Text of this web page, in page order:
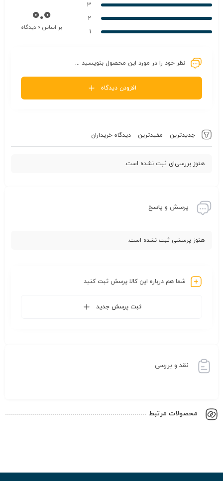
جدیدترین مفیدترین دیدگاه خریداران
هنوز بررسی‌ای ثبت نشده است.
3
2
1
0.0
بر اساس 0 دیدگاه
نظر خود را در مورد این محصول بنویسید ...
افزودن دیدگاه
پرسش و پاسخ
هنوز پرسشی ثبت نشده است.
شما هم درباره این کالا پرسش ثبت کنید
ثبت پرسش جدید
نقد و بررسی
محصولات مرتبط